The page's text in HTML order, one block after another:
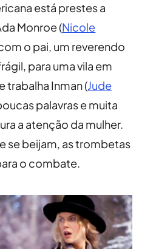
está prestes a
Monroe (Nicole
o pai, um reverendo
para uma vila em
trabalha Inman (Jude
palavras e muita
a atenção da mulher.
se beijam, as trombetas
o combate.